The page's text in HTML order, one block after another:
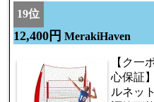
19位
12,400円 MerakiHaven
【ク一
心保証
ルネッ